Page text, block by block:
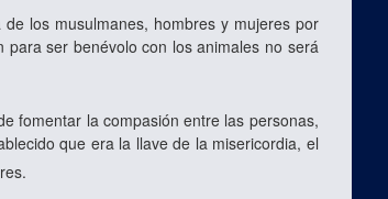
los musulmanes, hombres y mujeres por
ser benévolo con los animales no será
fomentar la compasión entre las personas,
que era la llave de la misericordia, el